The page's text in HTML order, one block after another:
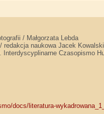
/ Małgorzata Lebda
redakcja naukowa Jacek
Interdyscyplinarne Czasopismo
docs/literatura-